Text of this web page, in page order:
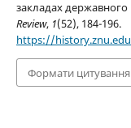
закладах державного
Review, 1(52), 184-196.
https://
Формати цитування